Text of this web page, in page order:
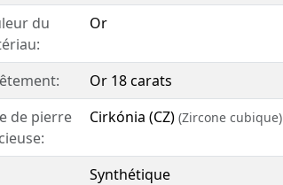
du
Or
Or 18 carats
de pierre
Cirkónia (CZ) (Zircone cubique)
Synthétique